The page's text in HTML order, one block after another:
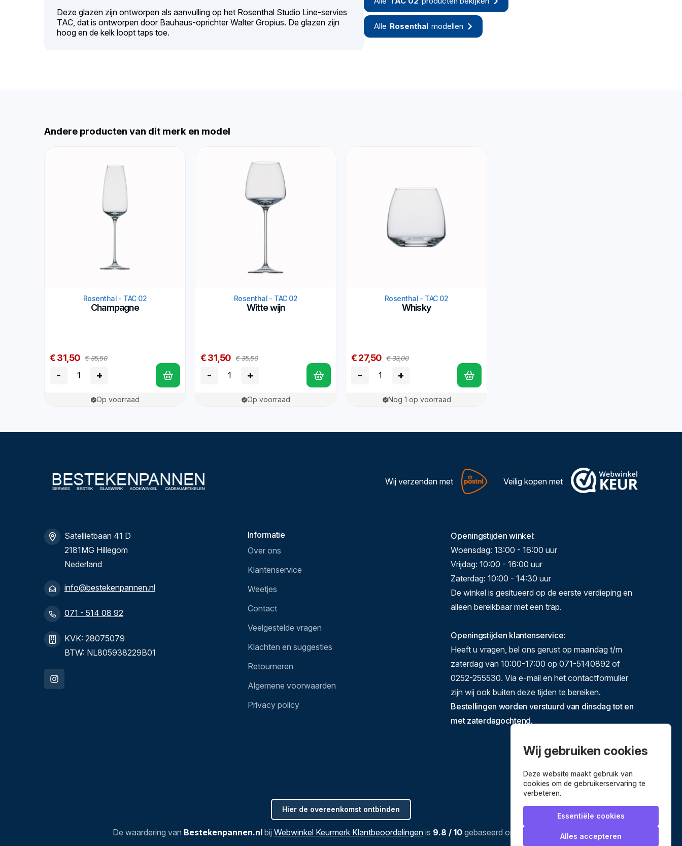
Deze glazen zijn ontworpen als aanvulling op het Rosenthal Studio Line-servies
TAC, dat is ontworpen door Bauhaus-oprichter Walter Gropius. De glazen zijn
hoog en de kelk loopt taps toe.
Alle Rosenthal modellen
Andere producten van dit merk en model
Rosenthal - TAC 02
Champagne
€ 31,50 € 35,50
- +
Op voorraad
Rosenthal - TAC 02
Witte wijn
€ 31,50 € 35,50
- +
Op voorraad
Rosenthal - TAC 02
Whisky
€ 27,50 € 33,00
- +
Nog 1 op voorraad
Wij verzenden met Veilig kopen met
Satellietbaan 41 D
2181MG Hillegom
Nederland
info@bestekenpannen.nl
071 - 514 08 92
KVK: 28075079
BTW: NL805938229B01
Informatie
Over ons
Klantenservice
Weetjes
Contact
Veelgestelde vragen
Klachten en suggesties
Retourneren
Algemene voorwaarden
Privacy policy
Openingstijden winkel:
Woensdag: 13:00 - 16:00 uur
Vrijdag: 10:00 - 16:00 uur
Zaterdag: 10:00 - 14:30 uur
De winkel is gesitueerd op de eerste verdieping en
alleen bereikbaar met een trap.
Openingstijden klantenservice:
Heeft u vragen, bel ons gerust op maandag t/m
zaterdag van 10:00-17:00 op 071-5140892 of
0252-255530. Via e-mail en het contactformulier
zijn wij ook buiten deze tijden te bereiken.
Bestellingen worden verstuurd van dinsdag tot en
met zaterdagochtend.
Hier de overeenkomst ontbinden
De waardering van Bestekenpannen.nlbij Webwinkel Keurmerk Klantbeoordelingenis 9.8 / 10 gebaseerd op reviews.
Wij gebruiken cookies
Deze website maakt gebruik van
cookies om de gebruikerservaring te
verbeteren.
Essentiële cookies
Alles accepteren